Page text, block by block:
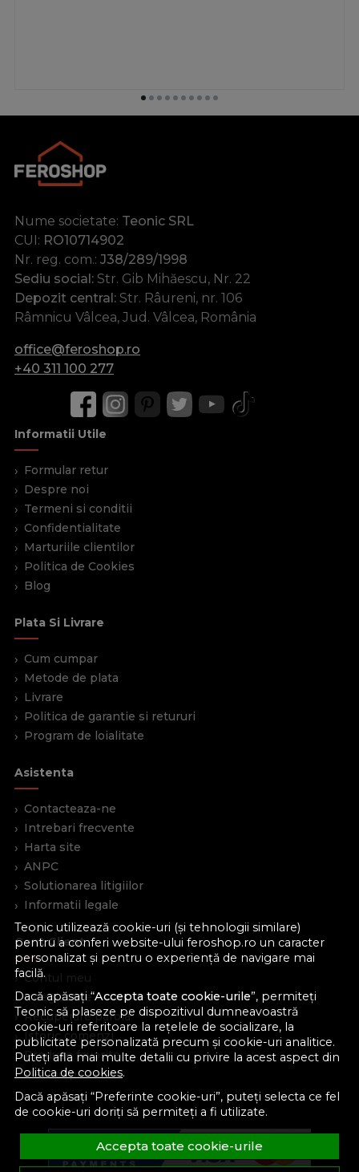
Teonic utilizează cookie-uri (și tehnologii similare)
pentru a conferi website-ului feroshop.ro un caracter
personalizat și pentru o experiență de navigare mai
facilă.
Dacă apăsați “Accepta toate cookie-urile”, permiteți
Teonic să plaseze pe dispozitivul dumneavoastră
cookie-uri referitoare la rețelele de socializare, la
publicitate personalizată precum și cookie-uri analitice.
Puteți afla mai multe detalii cu privire la acest aspect din
Politica de cookies.
Dacă apăsați “Preferinte cookie-uri”, puteți selecta ce fel
de cookie-uri doriți să permiteți a fi utilizate.
Accepta toate cookie-urile
Nume societate: Teonic SRL
CUI: RO10714902
Nr. reg. com.: J38/289/1998
Sediu social: Str. Gib Mihăescu, Nr. 22
Depozit central: Str. Râureni, nr. 106
Râmnicu Vâlcea, Jud. Vâlcea, România
office@feroshop.ro
+40 311 100 277
Informatii Utile
Formular retur
Despre noi
Termeni si conditii
Confidentialitate
Marturiile clientilor
Politica de Cookies
Blog
Plata Si Livrare
Cum cumpar
Metode de plata
Livrare
Politica de garantie si retururi
Program de loialitate
Asistenta
Contacteaza-ne
Intrebari frecvente
Harta site
ANPC
Solutionarea litigiilor
Informatii legale
Cont Client
Contul meu
Inregistrare
Recuperare parola
Istoric comenzi
Produse favorite
Devino partener